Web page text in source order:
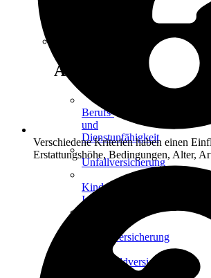
Absicherung
Berufs-
und
Dienstunfähigkeit
Unfallversicherung
Kinder-
Invalidität
Lebensversicherung
Sterbegeldversicherung
Verschiedene Kriterien haben einen
Erstattungshöhe, Bedingungen, Alter,